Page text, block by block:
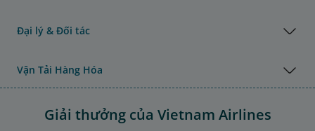
Đại lý & Đối tác
Vận Tải Hàng Hóa
Giải thưởng của Vietnam Airlines